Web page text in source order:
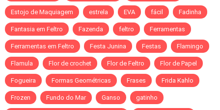
Estojo de Maquiagem estrela EVA fácil Fadinha
Fantasia em Feltro Fazenda feltro Ferramentas
Ferramentas em Feltro Festa Junina Festas Flamingo
Flamula Flor de crochet Flor de Feltro Flor de Papel
Fogueira Formas Geométricas Frases Frida Kahlo
Frozen Fundo do Mar Ganso gatinho